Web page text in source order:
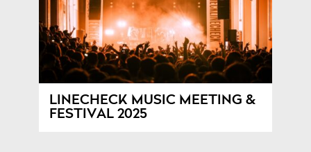
LINECHECK MUSIC MEETING &
FESTIVAL 2025